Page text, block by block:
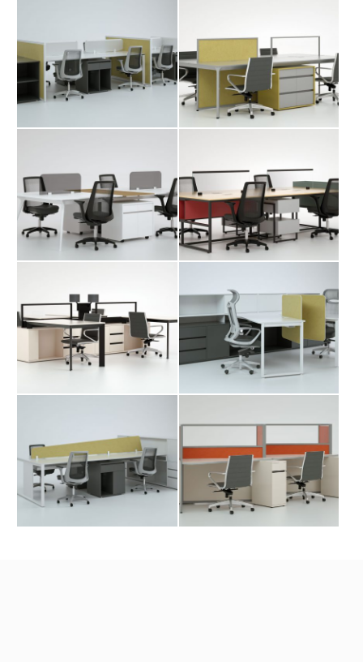
میز کارگروهی شباک میز کارگروهی فرا
میز کارگروهی مانوک میز کارگروهی مرتا
میز کارگروهی مونو میز کارگروهی کارو